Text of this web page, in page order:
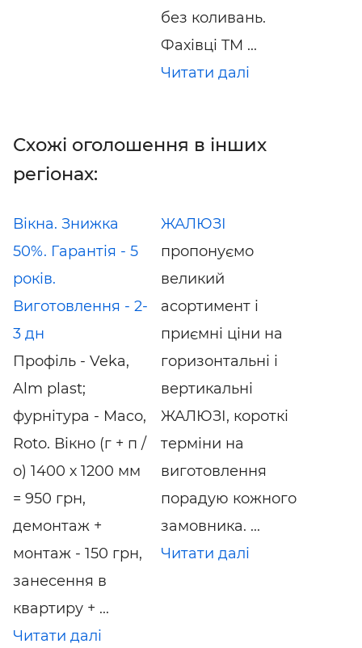
без коливань.
Фахівці TM ...
Читати далі
Схожі оголошення в інших
регіонах:
Вікна. Знижка
50%. Гарантія - 5
років.
Виготовлення - 2-
3 дн
Профіль - Veka,
Alm plast;
фурнітура - Maco,
Roto. Вікно (г + п /
о) 1400 х 1200 мм
= 950 грн,
демонтаж +
монтаж - 150 грн,
занесення в
квартиру + ...
Читати далі
ЖАЛЮЗІ
пропонуємо
великий
асортимент і
приємні ціни на
горизонтальні і
вертикальні
ЖАЛЮЗІ, короткі
терміни на
виготовлення
порадую кожного
замовника. ...
Читати далі